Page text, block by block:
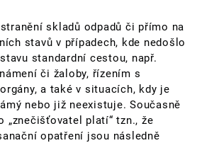
skladů odpadů či přímo na
stavů v případech, kde nedošlo
standardní cestou, např.
či žaloby, řízením s
a také v situacích, kdy je
nebo již neexistuje. Současně
„znečišťovatel platí“ tzn., že
opatření jsou následně